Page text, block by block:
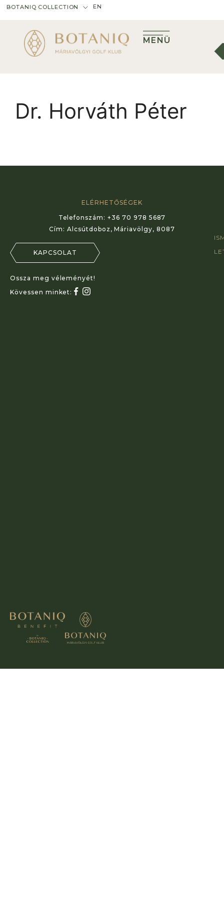
BOTANIQ COLLECTION EN
MENÜ
Dr. Horváth Péter
ELÉRHETŐSÉGEK
Telefonszám:+36 70 978 5687
Cím: Alcsútdoboz, Máriavölgy, 8087
KAPCSOLAT
Ossza meg véleményét!
Kövessen minket: